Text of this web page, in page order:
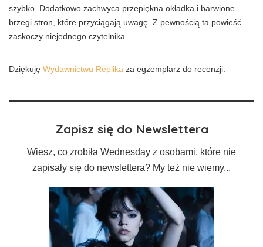
szybko. Dodatkowo zachwyca przepiękna okładka i barwione
brzegi stron, które przyciągają uwagę. Z pewnością ta powieść
zaskoczy niejednego czytelnika.
Dziękuję Wydawnictwu Replika za egzemplarz do recenzji.
Zapisz się do Newslettera
Wiesz, co zrobiła Wednesday z osobami, które nie
zapisały się do newslettera? My też nie wiemy...